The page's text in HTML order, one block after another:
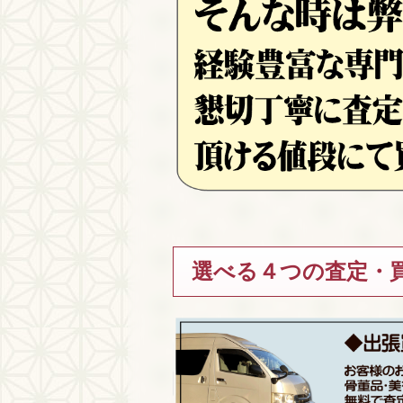
選べる４つの査定・